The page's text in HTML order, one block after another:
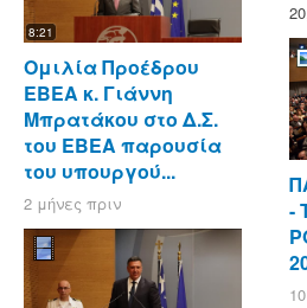
8:21
Ομιλία Προέδρου
ΕΒΕΑ κ. Γιάννη
Μπρατάκου στο Δ.Σ.
του ΕΒΕΑ παρουσία
του υπουργού...
2 μήνες πριν
-